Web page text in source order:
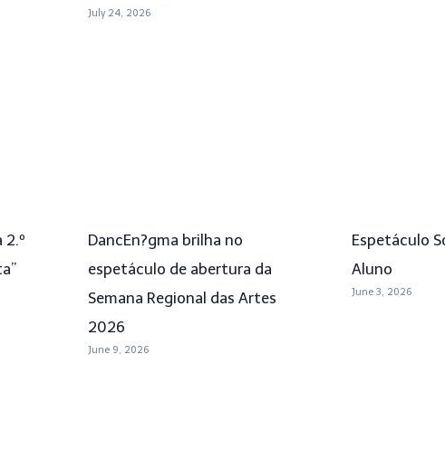
July 24, 2026
DancEn?gma brilha no
espetáculo de abertura da
Semana Regional das Artes
2026
June 9, 2026
Espetáculo
Aluno
June 3, 2026